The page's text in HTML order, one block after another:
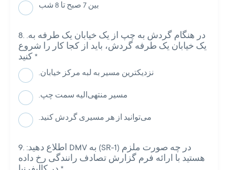
بین 7 صبح تا 8 شب
.در هنگام گردش به چپ از یک خیابان یک طرفه به
یک خیابان یک طرفه گردش، باید از کجا کار را شروع
*
.نزدیکترین مسیر به لبه مرکز خیابان
.مسیر منتهی‌الیه سمت چپ
.می‌توانید از هر مسیری گردش کنید
:اطلاع دهید DMV به (SR-1) در چه صورت ملزم
هستید با ارائه فرم گزارش تصادف رانندگی رخ داده